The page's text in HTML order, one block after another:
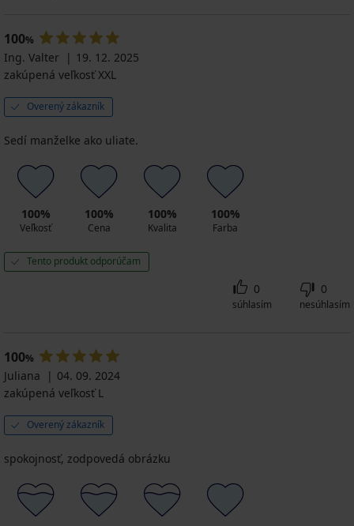
100%
Ing. Valter
19. 12. 2025
zakúpená veľkosť XXL
Overený zákazník
Sedí manželke ako uliate.
100%
Veľkosť
100%
Cena
100%
Kvalita
100%
Farba
Tento produkt odporúčam
0
súhlasím
0
nesúhlasím
100%
Juliana
04. 09. 2024
zakúpená veľkosť L
Overený zákazník
spokojnosť, zodpovedá obrázku